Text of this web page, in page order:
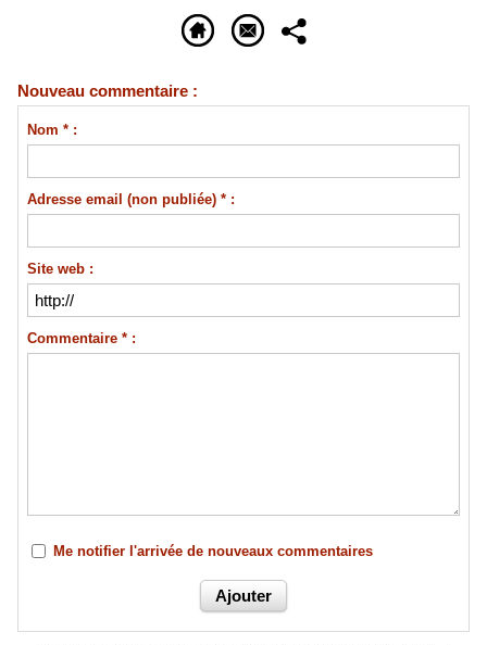
Nouveau commentaire :
Nom * :
Adresse email (non publiée) * :
Site web :
Commentaire * :
Me notifier l'arrivée de nouveaux commentaires